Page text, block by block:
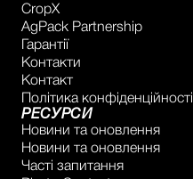
CropX
AgPack Partnership
Гарантії
Контакти
Контакт
Політика конфіденційності
РЕСУРСИ
Новини та оновлення
Новини та оновлення
Часті запитання